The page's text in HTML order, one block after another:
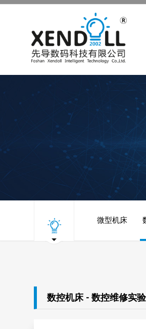
微型机床
数控机床 - 数控维修实